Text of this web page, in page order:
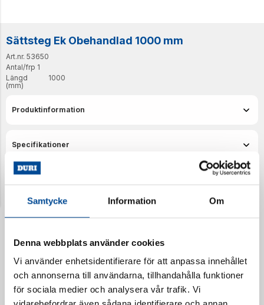
Samtycke Information Om
Denna webbplats använder cookies
Vi använder enhetsidentifierare för att anpassa innehållet
och annonserna till användarna, tillhandahålla funktioner
för sociala medier och analysera vår trafik. Vi
Sättsteg Ek Obehandlad 1000 mm
Art.nr. 53650
Antal/frp 1
Längd
(mm)
1000
Produktinformation
Specifikationer